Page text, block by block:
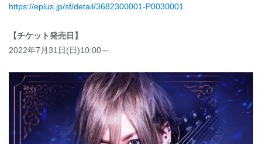
https://eplus.jp/sf/detail/3682300001-P0030001
【チケット発売日】
2022年7月31日(日)10:00～